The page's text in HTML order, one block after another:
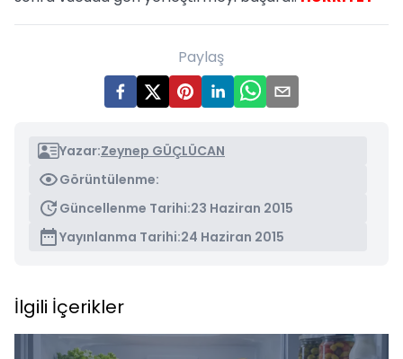
Paylaş
Yazar:Zeynep GÜÇLÜCAN
Görüntülenme:
Güncellenme Tarihi:23 Haziran 2015
Yayınlanma Tarihi:24 Haziran 2015
İlgili İçerikler